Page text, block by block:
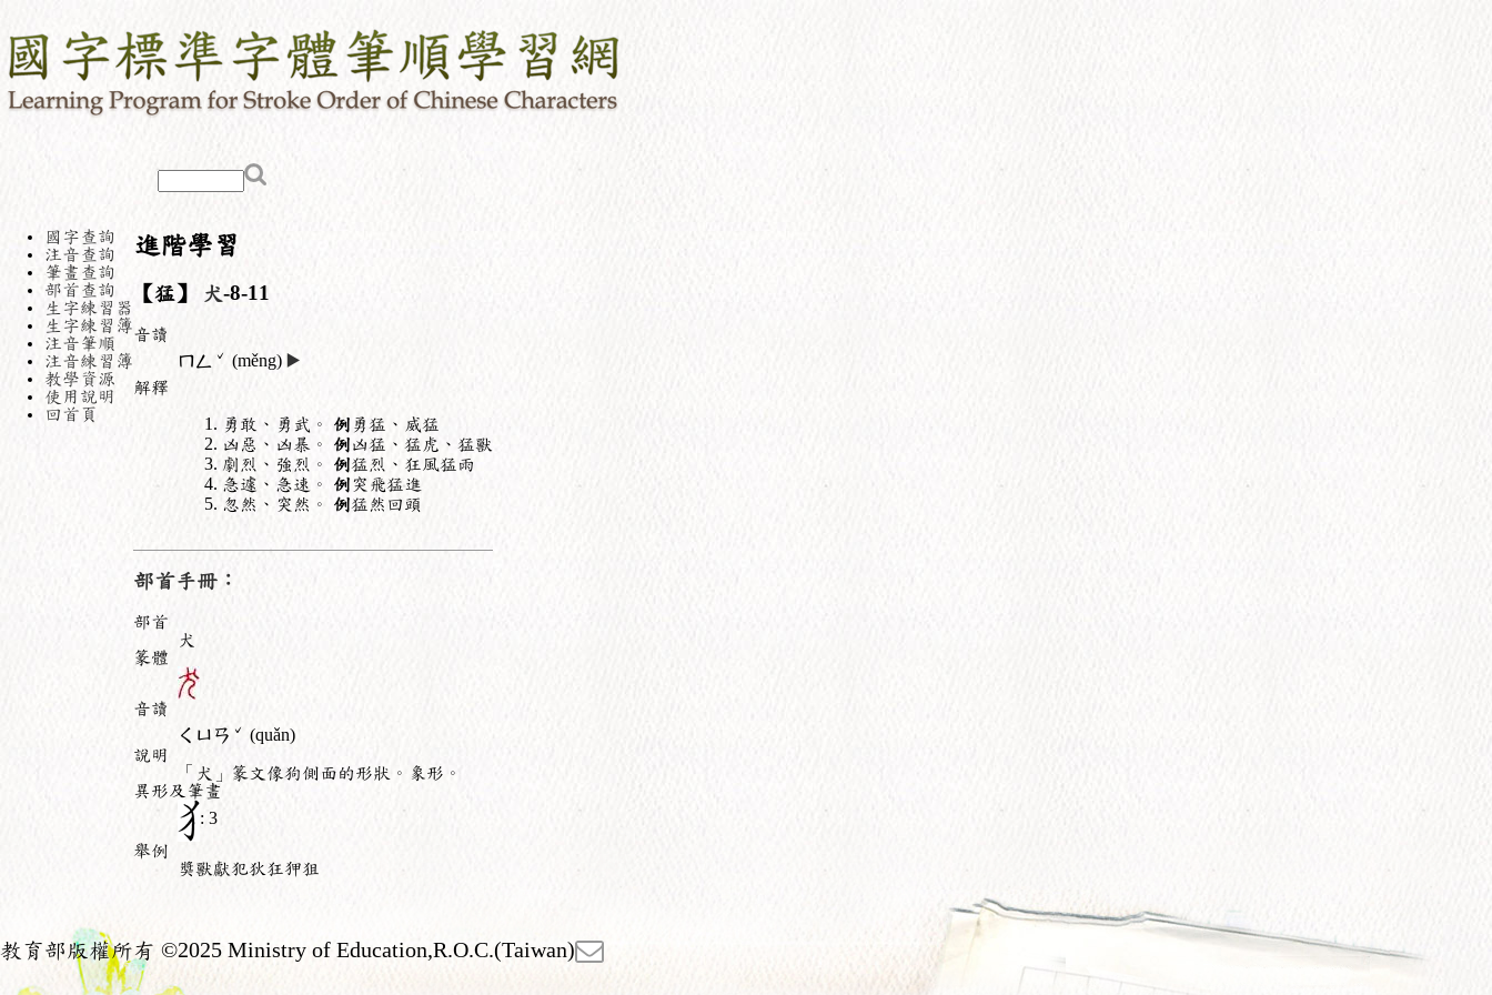
國字查詢
注音查詢
筆畫查詢
部首查詢
生字練習器
生字練習簿
注音筆順
注音練習簿
教學資源
使用說明
回首頁
進階學習
【猛】 犬-8-11
音讀
ㄇㄥ ˇ (měng) ▶️
解釋
勇敢、勇武。 例 勇猛、威猛
凶惡、凶暴。 例凶猛、猛虎、猛獸
劇烈、強烈。 例猛烈、狂風猛雨
急遽、急速。 例突飛猛進
忽然、突然。 例猛然回頭
部首手冊：
部首
犬
篆體
音讀
ㄑㄩㄢ ˇ (quǎn)
說明
「犬」篆文像狗側面的形狀。象形。
異形及筆畫
: 3
舉例
獎獸獻犯狄狂狎狙
教育部版權所有 ©2025 Ministry of Education,R.O.C.(Taiwan)